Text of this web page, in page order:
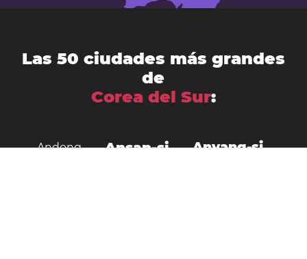
Las 50 ciudades más grandes
de
Corea del Sur:
Andong Ansan-si Anyang-si